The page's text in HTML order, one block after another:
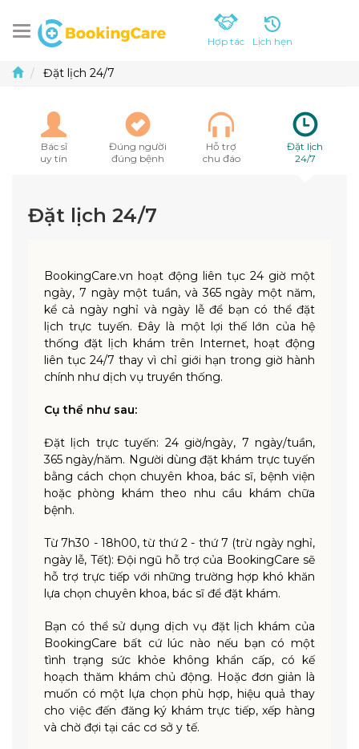
Hợp tác Lịch hẹn
Đặt lịch 24/7
Bác sĩ
uy tín
Đúng người
đúng bệnh
Hỗ trợ
chu đáo
Đặt lịch
24/7
Đặt lịch 24/7
BookingCare.vn hoạt động liên tục 24 giờ một
ngày, 7 ngày một tuần, và 365 ngày một năm,
kể cả ngày nghỉ và ngày lễ để bạn có thể đặt
lịch trực tuyến. Đây là một lợi thế lớn của hệ
thống đặt lịch khám trên Internet, hoạt động
liên tục 24/7 thay vì chỉ giới hạn trong giờ hành
chính như dịch vụ truyền thống.
Cụ thể như sau:
Đặt lịch trực tuyến: 24 giờ/ngày, 7 ngày/tuần,
365 ngày/năm. Người dùng đặt khám trực tuyến
bằng cách chọn chuyên khoa, bác sĩ, bệnh viện
hoặc phòng khám theo nhu cầu khám chữa
bệnh.
Từ 7h30 - 18h00, từ thứ 2 - thứ 7 (trừ ngày nghỉ,
ngày lễ, Tết): Đội ngũ hỗ trợ của BookingCare sẽ
hỗ trợ trực tiếp với những trường hợp khó khăn
lựa chọn chuyên khoa, bác sĩ để đặt khám.
Bạn có thể sử dụng dịch vụ đặt lịch khám của
BookingCare bất cứ lúc nào nếu bạn có một
tình trạng sức khỏe không khẩn cấp, có kế
hoạch thăm khám chủ động. Hoặc đơn giản là
muốn có một lựa chọn phù hợp, hiệu quả thay
cho việc đến đăng ký khám trực tiếp, xếp hàng
và chờ đợi tại các cơ sở y tế.